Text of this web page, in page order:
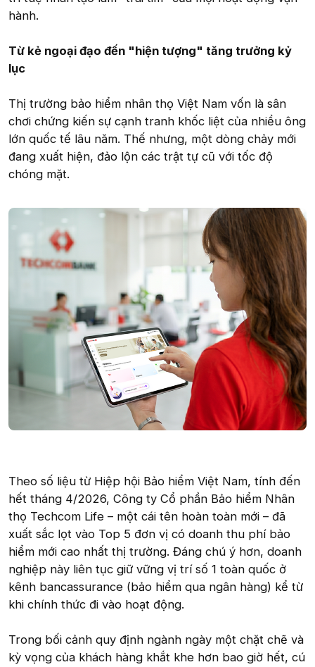
hành.
Từ kẻ ngoại đạo đến "hiện tượng" tăng trưởng kỷ
lục
Thị trường bảo hiểm nhân thọ Việt Nam vốn là sân
chơi chứng kiến sự cạnh tranh khốc liệt của nhiều ông
lớn quốc tế lâu năm. Thế nhưng, một dòng chảy mới
đang xuất hiện, đảo lộn các trật tự cũ với tốc độ
chóng mặt.
Theo số liệu từ Hiệp hội Bảo hiểm Việt Nam, tính đến
hết tháng 4/2026, Công ty Cổ phần Bảo hiểm Nhân
thọ Techcom Life – một cái tên hoàn toàn mới – đã
xuất sắc lọt vào Top 5 đơn vị có doanh thu phí bảo
hiểm mới cao nhất thị trường. Đáng chú ý hơn, doanh
nghiệp này liên tục giữ vững vị trí số 1 toàn quốc ở
kênh bancassurance (bảo hiểm qua ngân hàng) kể từ
khi chính thức đi vào hoạt động.
Trong bối cảnh quy định ngành ngày một chặt chẽ và
kỳ vọng của khách hàng khắt khe hơn bao giờ hết, cú